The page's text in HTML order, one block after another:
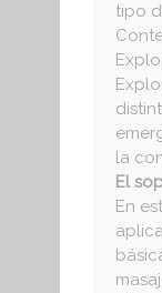
tipo
la
El
En